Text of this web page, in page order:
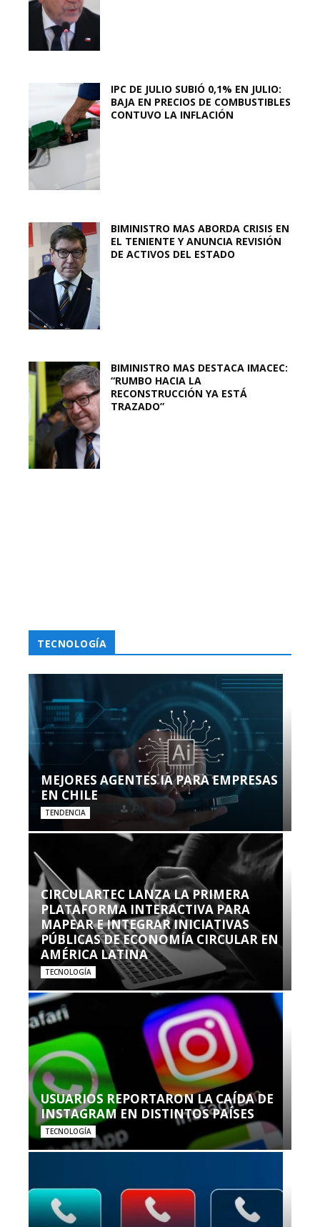
IPC DE JULIO SUBIÓ 0,1% EN JULIO:
BAJA EN PRECIOS DE COMBUSTIBLES
CONTUVO LA INFLACIÓN
BIMINISTRO MAS ABORDA CRISIS EN
EL TENIENTE Y ANUNCIA REVISIÓN
DE ACTIVOS DEL ESTADO
BIMINISTRO MAS DESTACA IMACEC:
“RUMBO HACIA LA
RECONSTRUCCIÓN YA ESTÁ
TRAZADO”
TECNOLOGÍA
MEJORES AGENTES IA PARA EMPRESAS
EN CHILE
TENDENCIA
CIRCULARTEC LANZA LA PRIMERA
PLATAFORMA INTERACTIVA PARA
MAPEAR E INTEGRAR INICIATIVAS
PÚBLICAS DE ECONOMÍA CIRCULAR EN
AMÉRICA LATINA
TECNOLOGÍA
USUARIOS REPORTARON LA CAÍDA DE
INSTAGRAM EN DISTINTOS PAÍSES
TECNOLOGÍA